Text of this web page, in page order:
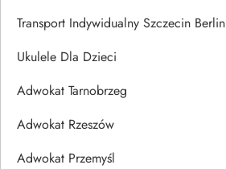
Transport Indywidualny Szczecin Berlin
Ukulele Dla Dzieci
Adwokat Tarnobrzeg
Adwokat Rzeszów
Adwokat Przemyśl